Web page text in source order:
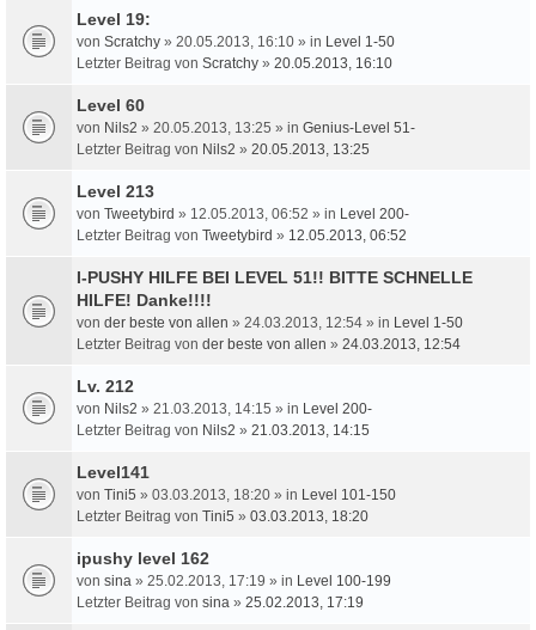
Level 19:
von Scratchy » 20.05.2013, 16:10 » in Level 1-50
Letzter Beitrag von Scratchy » 20.05.2013, 16:10
Level 60
von Nils2 » 20.05.2013, 13:25 » in Genius-Level 51-
Letzter Beitrag von Nils2 » 20.05.2013, 13:25
Level 213
von Tweetybird » 12.05.2013, 06:52 » in Level 200-
Letzter Beitrag von Tweetybird » 12.05.2013, 06:52
I-PUSHY HILFE BEI LEVEL 51!! BITTE SCHNELLE
HILFE! Danke!!!!
von der beste von allen » 24.03.2013, 12:54 » in Level 1-50
Letzter Beitrag von der beste von allen » 24.03.2013, 12:54
Lv. 212
von Nils2 » 21.03.2013, 14:15 » in Level 200-
Letzter Beitrag von Nils2 » 21.03.2013, 14:15
Level141
von Tini5 » 03.03.2013, 18:20 » in Level 101-150
Letzter Beitrag von Tini5 » 03.03.2013, 18:20
ipushy level 162
von sina » 25.02.2013, 17:19 » in Level 100-199
Letzter Beitrag von sina » 25.02.2013, 17:19